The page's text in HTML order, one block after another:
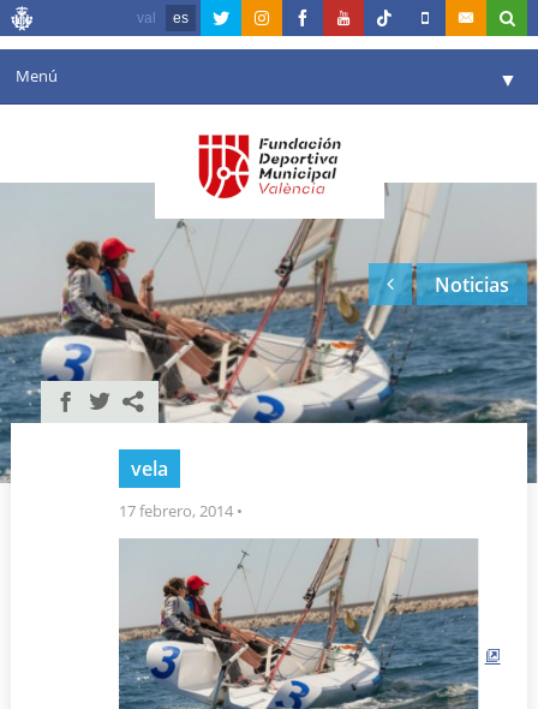
val es
Menú ▼
Agenda
Instalaciones
Comunicación ▼
Valencia en deporte ▼
Portal de Transparencia
Noticias
vela
17 febrero, 2014•